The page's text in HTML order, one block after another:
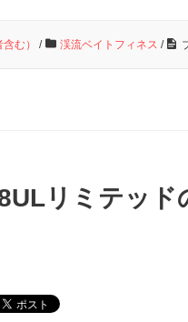
む） / 渓流ベイトフィネス /
リミテッド